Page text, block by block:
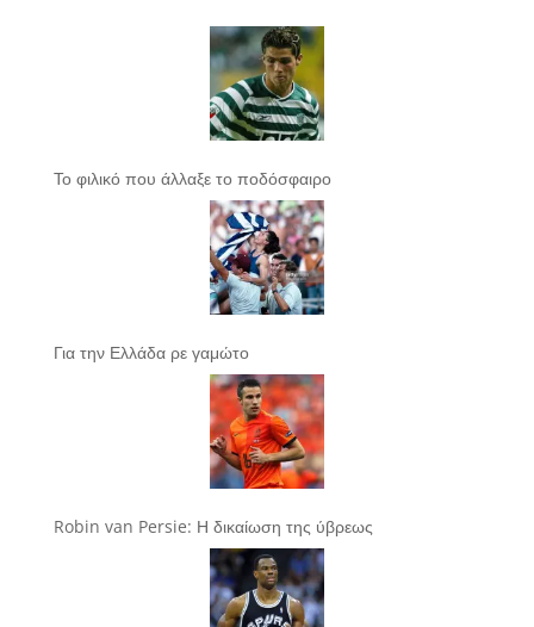
Το φιλικό που άλλαξε το ποδόσφαιρο
Για την Ελλάδα ρε γαμώτο
Robin van Persie: Η δικαίωση της ύβρεως